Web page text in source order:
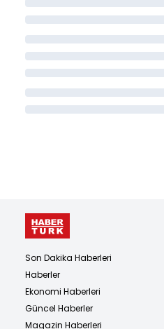
Son Dakika Haberleri
Haberler
Ekonomi Haberleri
Güncel Haberler
Magazin Haberleri